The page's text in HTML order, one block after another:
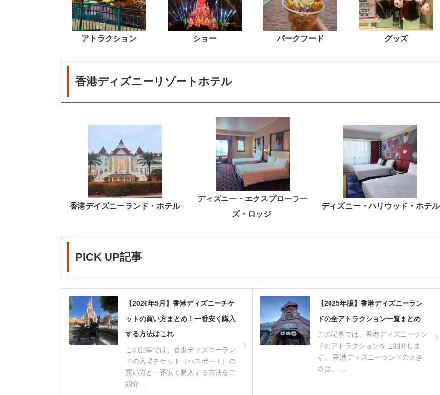
アトラクション ショー パークフード グッズ
香港ディズニーリゾートホテル
香港デイズニーランド・ホテル
ディズニー・エクスプローラー
ズ・ロッジ
ディズニー・ハリウッド・ホテル
PICK UP記事
【2026年5月】香港ディズニーチケ
ットの買い方まとめ！一番安く購入
する方法はこれ
この記事では、香港ディズニーラン
ドの入場チケット（パスポート）の
買い方と一番安く購入する方法をご
紹介 ...
【2025年版】香港ディズニーラン
ドの全アトラクション一覧まとめ
この記事では、香港ディズニーラン
ドのアトラクションをご紹介しま
す。 香港ディズニーランドの大き
さは、 ...